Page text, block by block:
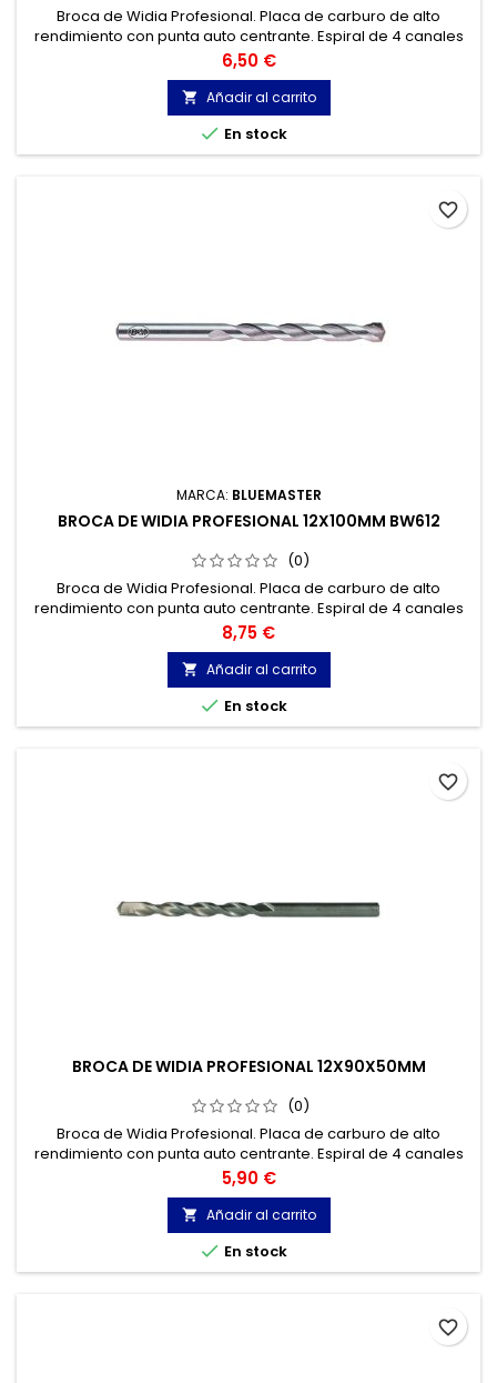
Broca de Widia Profesional. Placa de carburo de alto
rendimiento con punta auto centrante. Espiral de 4 canales
,para una óptima extracción del polvo. Mínima fricción
debido a su labio estrecho. Hormigones y materiales de
construcción, mármol, granito...
Precio
6,50 €
 Añadir al carrito
 En stock
MARCA: BLUEMASTER
BROCA DE WIDIA PROFESIONAL 12X100MM BW612
(0)
Broca de Widia Profesional. Placa de carburo de alto
rendimiento con punta auto centrante. Espiral de 4 canales
,para una óptima extracción del polvo. Mínima fricción
debido a su labio estrecho. Hormigones y materiales de
construcción, mármol, granito...
Precio
8,75 €
 Añadir al carrito
 En stock
favorite_border
BROCA DE WIDIA PROFESIONAL 12X90X50MM
(0)
Broca de Widia Profesional. Placa de carburo de alto
rendimiento con punta auto centrante. Espiral de 4 canales
,para una óptima extracción del polvo. Mínima fricción
debido a su labio estrecho. Hormigones y materiales de
construcción, mármol, granito...
Precio
5,90 €
 Añadir al carrito
 En stock
favorite_border
favorite_border